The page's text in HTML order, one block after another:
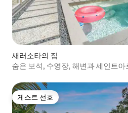
새러소타의 집
숨은 보석, 수영장, 해변과 세인트
게스트 선호
게스트 선호